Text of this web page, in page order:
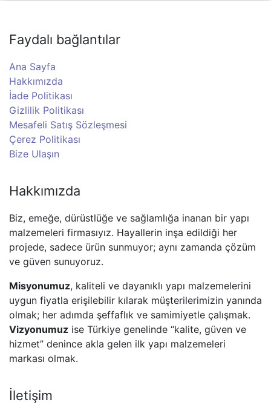
Faydalı bağlantılar
Ana Sayfa
Hakkımızda
İade Politikası
Gizlilik Politikası
Mesafeli Satış Sözleşmesi
Çerez Politikası
Bize Ulaşın
Hakkımızda
Biz, emeğe, dürüstlüğe ve sağlamlığa inanan bir yapı
malzemeleri firmasıyız. Hayallerin inşa edildiği her
projede, sadece ürün sunmuyor; aynı zamanda çözüm
ve güven sunuyoruz.
Misyonumuz, kaliteli ve dayanıklı yapı malzemelerini
uygun fiyatla erişilebilir kılarak müşterilerimizin yanında
olmak; her adımda şeffaflık ve samimiyetle çalışmak.
Vizyonumuz ise Türkiye genelinde “kalite, güven ve
hizmet” denince akla gelen ilk yapı malzemeleri
markası olmak.
İletişim